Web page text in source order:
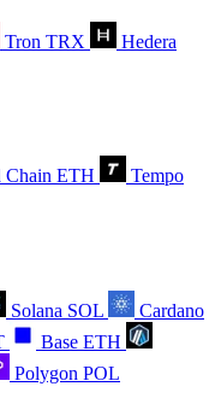
Tron TRX
Hedera
Chain ETH
Tempo
Solana SOL
Cardano
Base ETH
Polygon POL